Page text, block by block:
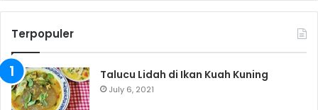
Terpopuler
Talucu Lidah di Ikan Kuah Kuning
July 6, 2021